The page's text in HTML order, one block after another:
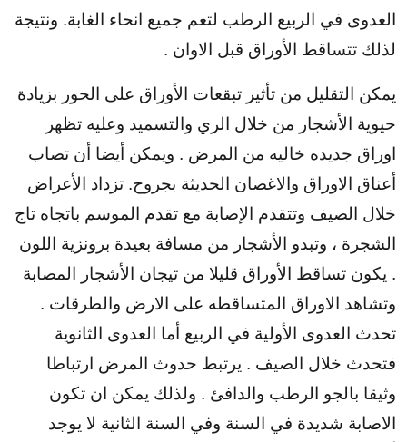
العدوى في الربيع الرطب لتعم جميع انحاء الغابة. ونتيجة
لذلك تتساقط الأوراق قبل الاوان .
يمكن التقليل من تأثير تبقعات الأوراق على الحور بزيادة
حيوية الأشجار من خلال الري والتسميد وعليه تظهر
اوراق جديده خاليه من المرض . ويمكن أيضا أن تصاب
أعناق الاوراق والاغصان الحديثة بجروح. تزداد الأعراض
خلال الصيف وتتقدم الإصابة مع تقدم الموسم باتجاه تاج
الشجرة ، وتبدو الأشجار من مسافة بعيدة برونزية اللون
. يكون تساقط الأوراق قليلا من تيجان الأشجار المصابة
وتشاهد الاوراق المتساقطه على الارض والطرقات .
تحدث العدوى الأولية في الربيع أما العدوى الثانوية
فتحدث خلال الصيف . يرتبط حدوث المرض ارتباطا
وثيقا بالجو الرطب والدافئ . ولذلك يمكن ان تكون
الاصابة شديدة في السنة وفي السنة الثانية لا يوجد